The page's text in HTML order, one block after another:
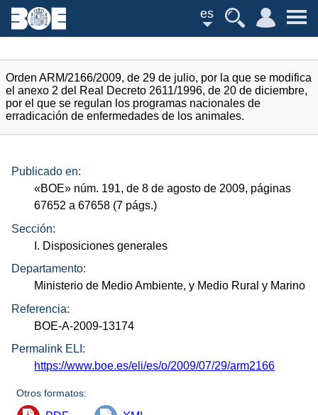
es
Orden ARM/2166/2009, de 29 de julio, por la que se modifica
el anexo 2 del Real Decreto 2611/1996, de 20 de diciembre,
por el que se regulan los programas nacionales de
erradicación de enfermedades de los animales.
Publicado en:
«BOE» núm. 191, de 8 de agosto de 2009, páginas
67652 a 67658 (7 págs.)
Sección:
I. Disposiciones generales
Departamento:
Ministerio de Medio Ambiente, y Medio Rural y Marino
Referencia:
BOE-A-2009-13174
Permalink ELI:
https://www.boe.es/eli/es/o/2009/07/29/arm2166
Otros formatos: